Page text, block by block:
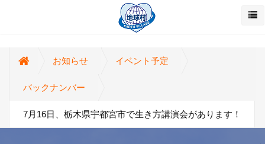
お知らせ イベント予定
バックナンバー
7月16日、栃木県宇都宮市で生き方講演会があります！